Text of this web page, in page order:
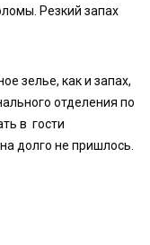
Резкий запах
зелье, как и запах,
отделения по
в гости
долго не пришлось.